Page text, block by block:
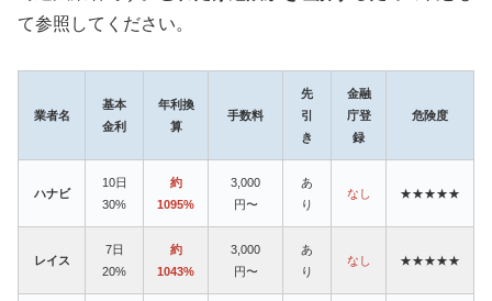
て参照してください。
業者名
基本
金利
年利換
算
手数料
先
引
き
金融
庁登
録
危険度
ハナビ
10日
30%
約
1095%
3,000
円〜
あ
り
なし ★★★★★
レイス
7日
20%
約
1043%
3,000
円〜
あ
り
なし ★★★★★